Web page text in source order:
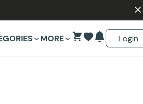
MORE Login